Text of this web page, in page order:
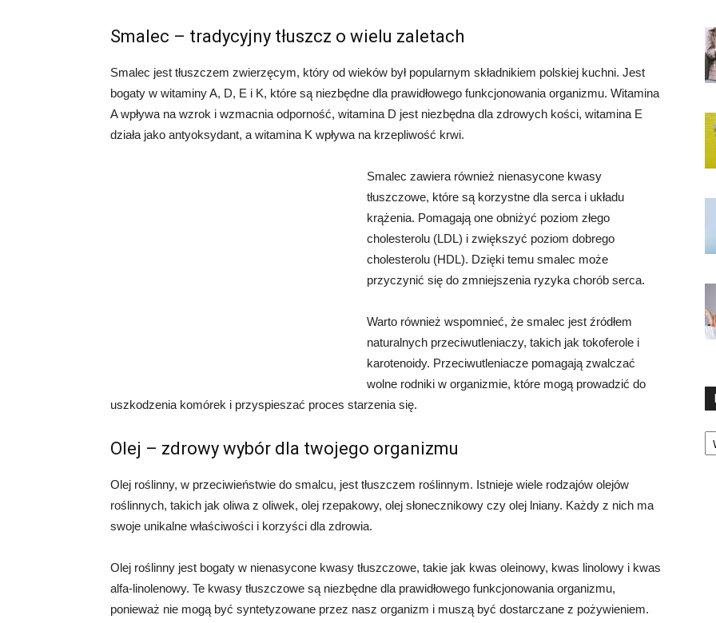
Smalec – tradycyjny tłuszcz o wielu zaletach
Smalec jest tłuszczem zwierzęcym, który od wieków był popularnym składnikiem polskiej kuchni. Jest
bogaty w witaminy A, D, E i K, które są niezbędne dla prawidłowego funkcjonowania organizmu. Witamina
A wpływa na wzrok i wzmacnia odporność, witamina D jest niezbędna dla zdrowych kości, witamina E
działa jako antyoksydant, a witamina K wpływa na krzepliwość krwi.
Smalec zawiera również nienasycone kwasy
tłuszczowe, które są korzystne dla serca i układu
krążenia. Pomagają one obniżyć poziom złego
cholesterolu (LDL) i zwiększyć poziom dobrego
cholesterolu (HDL). Dzięki temu smalec może
przyczynić się do zmniejszenia ryzyka chorób serca.
Warto również wspomnieć, że smalec jest źródłem
naturalnych przeciwutleniaczy, takich jak tokoferole i
karotenoidy. Przeciwutleniacze pomagają zwalczać
wolne rodniki w organizmie, które mogą prowadzić do
uszkodzenia komórek i przyspieszać proces starzenia się.
Olej – zdrowy wybór dla twojego organizmu
Olej roślinny, w przeciwieństwie do smalcu, jest tłuszczem roślinnym. Istnieje wiele rodzajów olejów
roślinnych, takich jak oliwa z oliwek, olej rzepakowy, olej słonecznikowy czy olej lniany. Każdy z nich ma
swoje unikalne właściwości i korzyści dla zdrowia.
Olej roślinny jest bogaty w nienasycone kwasy tłuszczowe, takie jak kwas oleinowy, kwas linolowy i kwas
alfa-linolenowy. Te kwasy tłuszczowe są niezbędne dla prawidłowego funkcjonowania organizmu,
ponieważ nie mogą być syntetyzowane przez nasz organizm i muszą być dostarczane z pożywieniem.